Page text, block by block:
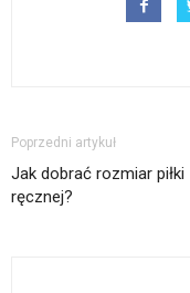
Poprzedni artykuł
Jak dobrać rozmiar piłki
ręcznej?